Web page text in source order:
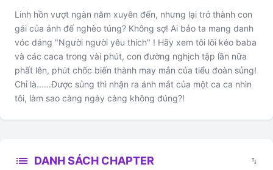
Linh hồn vượt ngàn năm xuyên đến, nhưng lại trở thành con
gái của ảnh đế nghèo túng? Không sợ! Ai bảo ta mang danh
vóc dáng "Người người yêu thích" ! Hãy xem tôi lôi kéo baba
và các caca trong vài phút, con đường nghịch tập lần nữa
phất lên, phút chốc biến thành may mắn của tiểu đoàn sủng!
Chỉ là......Được sủng thì nhận ra ánh mắt của một ca ca nhìn
tôi, làm sao càng ngày càng không đúng?!
list DANH SÁCH CHAPTER swap_vert